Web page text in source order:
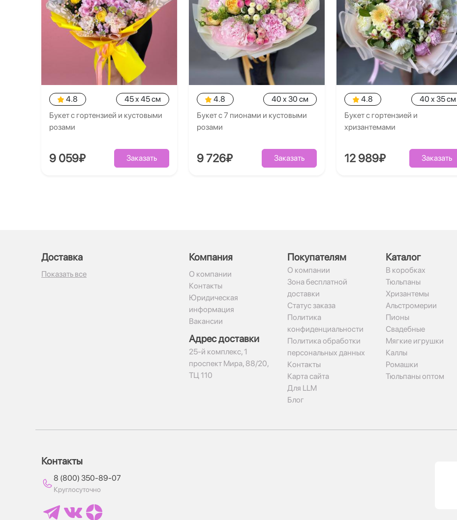
4.8
45 x 45 см
Букет с гортензией и кустовыми
розами
9 059₽ Заказать
4.8
40 x 30 см
Букет с 7 пионами и кустовыми
розами
9 726₽ Заказать
4.8
40 x 35 см
Букет с гортензией и
хризантемами
12 989₽ Заказать
Доставка
Показать все
Компания
О компании
Контакты
Юридическая
информация
Вакансии
Адрес доставки
​25-й комплекс, 1​
проспект Мира, 88/20,
ТЦ 110
Покупателям
О компании
Зона бесплатной
доставки
Статус заказа
Политика
конфиденциальности
Политика обработки
персональных данных
Контакты
Карта сайта
Для LLM
Блог
Каталог
В коробках
Тюльпаны
Хризантемы
Альстромерии
Пионы
Свадебные
Мягкие игрушки
Каллы
Ромашки
Тюльпаны оптом
Контакты
8 (800) 350-89-07
Круглосуточно